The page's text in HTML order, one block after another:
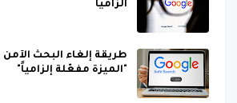
الزاميا
طريقة إلغاء البحث
"الميزة مفعّلة إلزامياً"